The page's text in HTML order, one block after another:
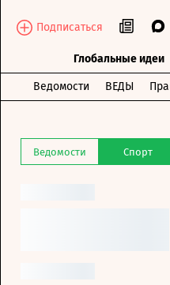
Подписаться
Глобальные идеи
Ведомости ВЕДЫ
Ведомости Спорт